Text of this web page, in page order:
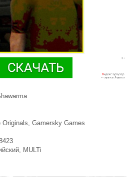
Originals, Gamersky Games
MULTi